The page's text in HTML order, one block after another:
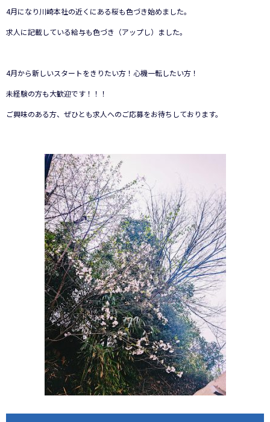
4月になり川崎本社の近くにある桜も色づき始めました。
求人に記載している給与も色づき（アップし）ました。
4月から新しいスタートをきりたい方！心機一転したい方！
未経験の方も大歓迎です！！！
ご興味のある方、ぜひとも求人へのご応募をお待ちしております。